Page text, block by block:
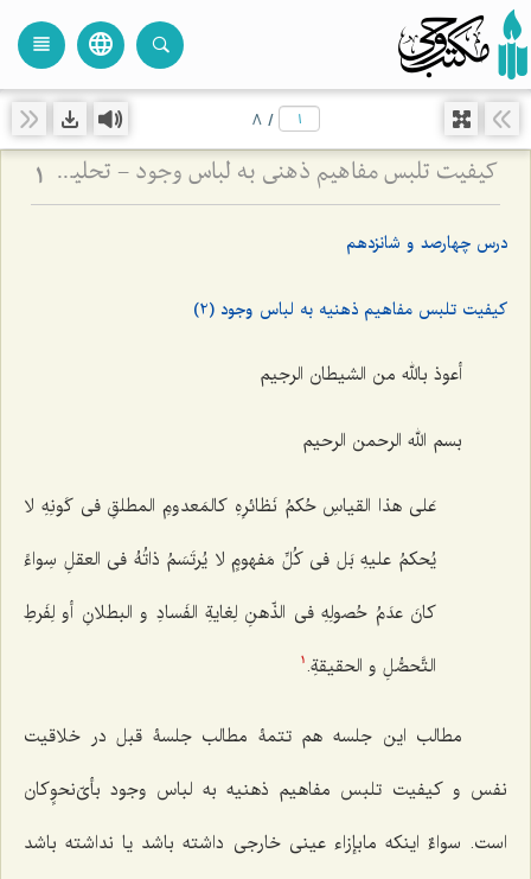
language
view_headline
/
8
کیفیت تلبس مفاهیم ذهنی به لباس وجود - تحلیل نسبت میان مفاهیم اعتباری و حقیقت وجود در ذهن 1
درس چهارصد و شانزدهم
کیفیت تلبس مفاهیم ذهنیه به لباس وجود (2)
أعوذ بالله من الشیطان الرجیم
بسم الله الرحمن الرحیم
عَلى هذا القیاسِ حُکمُ نَظائرِهِ کالمَعدومِ المطلقِ فی کَونِهِ لا
یُحکمُ علیهِ بَل فی کُلِّ مَفهومٍ لا یُرتَسَمُ ذاتُهُ فی العقلِ سِواءً
کانَ عدَمُ حُصولِهِ فی الذّهنِ لِغایةِ الفَسادِ و البطلانِ أو لِفَرطِ
التَّحصُّلِ و الحقیقةِ. 1
مطالب این جلسه هم تتمۀ مطالب جلسۀ قبل در خلاقیت
نفس و کیفیت تلبس مفاهیم ذهنیه به لباس وجود بأیّ‌نحوٍکان
است. سواءٌ اینکه مابإزاء عینی خارجی داشته باشد یا نداشته باشد